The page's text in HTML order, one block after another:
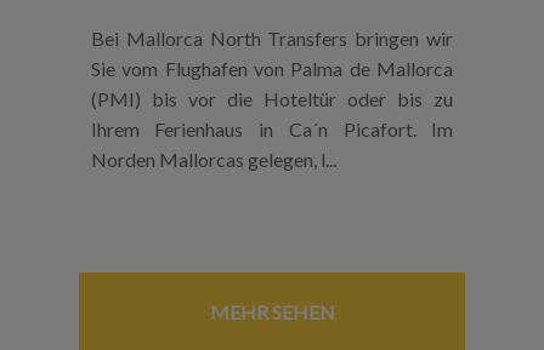
Bei Mallorca North Transfers bringen wir
Sie vom Flughafen von Palma de Mallorca
(PMI) bis vor die Hoteltür oder bis zu
Ihrem Ferienhaus in Ca´n Picafort. Im
Norden Mallorcas gelegen, l...
MEHR SEHEN